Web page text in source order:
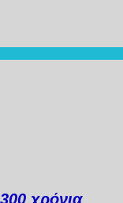
χρόνια